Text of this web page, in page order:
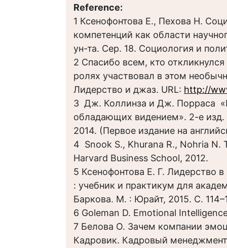
Reference:
1 Ксенофонтова Е., Пехова Н.
компетенций как области
ун-та. Сер. 18. Социология и
2 Спасибо всем, кто
ролях участвовал в этом
Лидерство и джаз. URL: http://
3 Дж. Коллинза и Дж. Порраса
обладающих видением». 2-е
2014. (Первое издание на
4 Snook S., Khurana R., Nohria N.
Harvard Business School, 2012.
5 Ксенофонтова Е. Г. Лидерство
: учебник и практикум для
Баркова. М. : Юрайт, 2015. С.
6 Goleman D. Emotional
7 Белова О. Зачем компании
Кадровик. Кадровый